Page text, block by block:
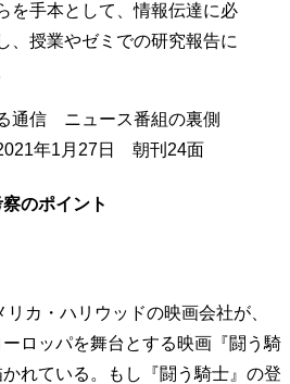
を手本として、情報伝達に必
、授業やゼミでの研究報告に
通信 ニュース番組の裏側
年1月27日 朝刊24面
のポイント
カ・ハリウッドの映画会社が、
ロッパを舞台とする映画『闘う騎
れている。もし『闘う騎士』の登